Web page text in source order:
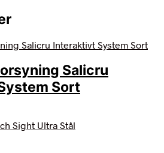
Salicru
Sort